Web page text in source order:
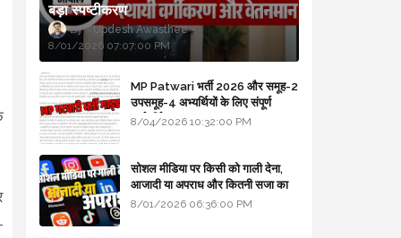
बड़ा स्पष्टीकरण
Updesh Awasthee
8/01/2026 07:07:00 PM
MP Patwari भर्ती 2026 और समूह-2
उपसमूह-4 अभ्यर्थियों के लिए संपूर्ण
मार्गदर्शिका
8/04/2026 10:32:00 PM
सोशल मीडिया पर किसी को गाली देना,
आजादी या अपराध और कितनी सजा का
प्रावधान - free legal advice
8/01/2026 06:36:00 PM